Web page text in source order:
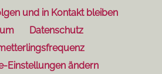
und in Kontakt bleiben
Datenschutz
Einstellungen ändern